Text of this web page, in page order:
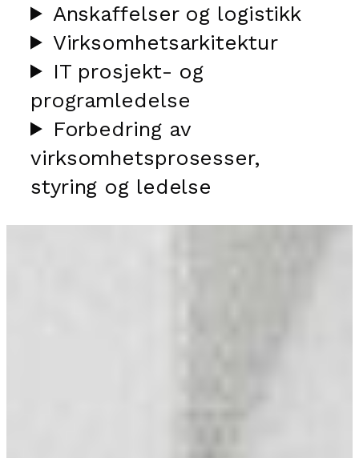
Anskaffelser og logistikk
Virksomhetsarkitektur
IT prosjekt- og
programledelse
Forbedring av
virksomhetsprosesser,
styring og ledelse